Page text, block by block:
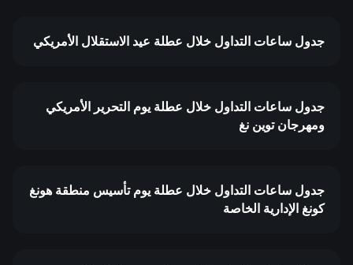
جدول ساعات التداول خلال عطلة عيد الاستقلال الأمريكي
جدول ساعات التداول خلال عطلة يوم التحرير الأمريكي
ومهرجان توين نغ
جدول ساعات التداول خلال عطلة يوم تأسيس منطقة هونغ
كونغ الإدارية الخاصة